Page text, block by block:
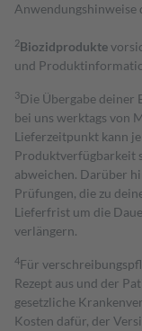
Anwendungshinweise
2Biozidprodukte
und
3Die Übergabe deiner
bei uns werktags von
Lieferzeitpunkt kann
Produktverfügbarkeit
abweichen. Darüber
Prüfungen, die zu
Lieferfrist um die
verlängern.
4Für
Rezept aus und der
gesetzliche
Kosten dafür, der